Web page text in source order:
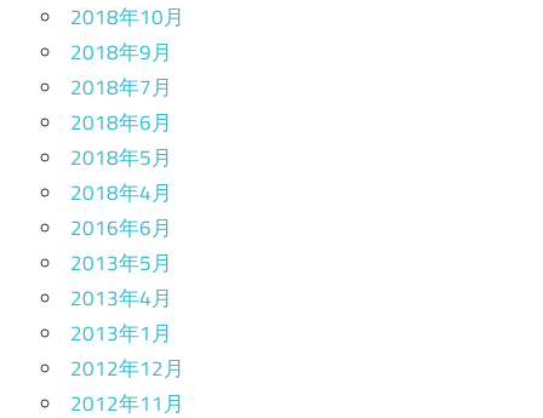
2018年10月
2018年9月
2018年7月
2018年6月
2018年5月
2018年4月
2016年6月
2013年5月
2013年4月
2013年1月
2012年12月
2012年11月